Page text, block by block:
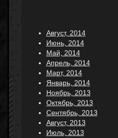
Август, 2014
Июнь, 2014
Май, 2014
Апрель, 2014
Март, 2014
Январь, 2014
Ноябрь, 2013
Октябрь, 2013
Сентябрь, 2013
Август, 2013
Июль, 2013